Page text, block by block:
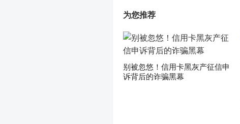
为您推荐
别被忽悠！信用卡黑灰产征信申
诉背后的诈骗黑幕